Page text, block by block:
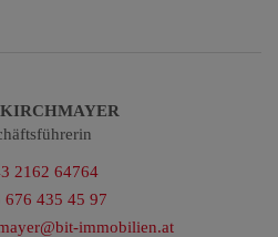
2162 64764
676 435 45 97
immobilien.at